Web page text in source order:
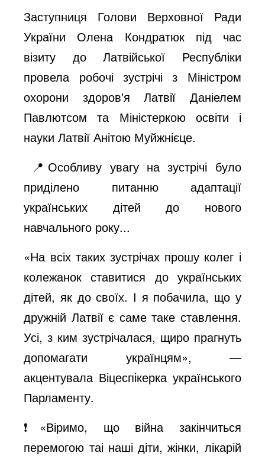
Заступниця Голови Верховної Ради
України Олена Кондратюк під час
візиту до Латвійської Республіки
провела робочі зустрічі з Міністром
охорони здоров'я Латвії Даніелем
Павлютсом та Міністеркою освіти і
науки Латвії Анітою Муйжнієце.
📍Особливу увагу на зустрічі було
приділено питанню адаптації
українських дітей до нового
навчального року...
«На всіх таких зустрічах прошу колег і
колежанок ставитися до українських
дітей, як до своїх. І я побачила, що у
дружній Латвії є саме таке ставлення.
Усі, з ким зустрічалася, щиро прагнуть
допомагати українцям», —
акцентувала Віцеспікерка українського
Парламенту.
❗️«Віримо, що війна закінчиться
перемогою таі наші діти, жінки, лікарій